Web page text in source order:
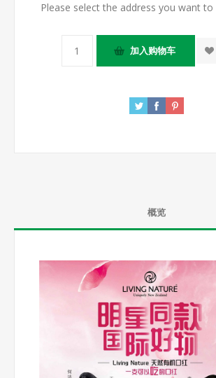
Please select the address you want
概览